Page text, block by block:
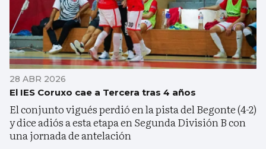
28 ABR 2026
El IES Coruxo cae a Tercera tras 4 años
El conjunto vigués perdió en la pista del Begonte (4-2)
y dice adiós a esta etapa en Segunda División B con
una jornada de antelación